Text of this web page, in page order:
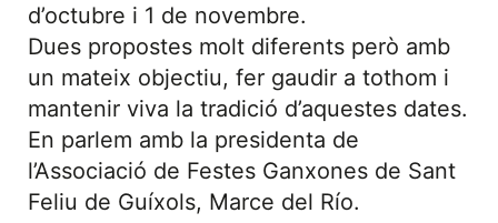
d’octubre i 1 de novembre.
Dues propostes molt diferents però amb
un mateix objectiu, fer gaudir a tothom i
mantenir viva la tradició d’aquestes dates.
En parlem amb la presidenta de
l’Associació de Festes Ganxones de Sant
Feliu de Guíxols, Marce del Río.